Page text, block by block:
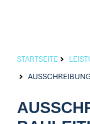
STARTSEITE